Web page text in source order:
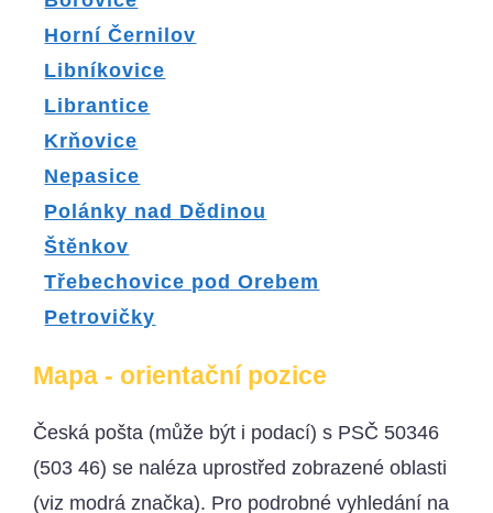
Horní Černilov
Libníkovice
Librantice
Krňovice
Nepasice
Polánky nad Dědinou
Štěnkov
Třebechovice pod Orebem
Petrovičky
Mapa - orientační pozice
Česká pošta (může být i podací) s PSČ 50346
(503 46) se naléza uprostřed zobrazené oblasti
(viz modrá značka). Pro podrobné vyhledání na